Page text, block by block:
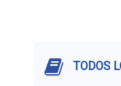
TODOS